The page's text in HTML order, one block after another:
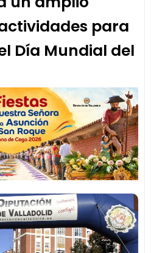
para
Día Mundial del